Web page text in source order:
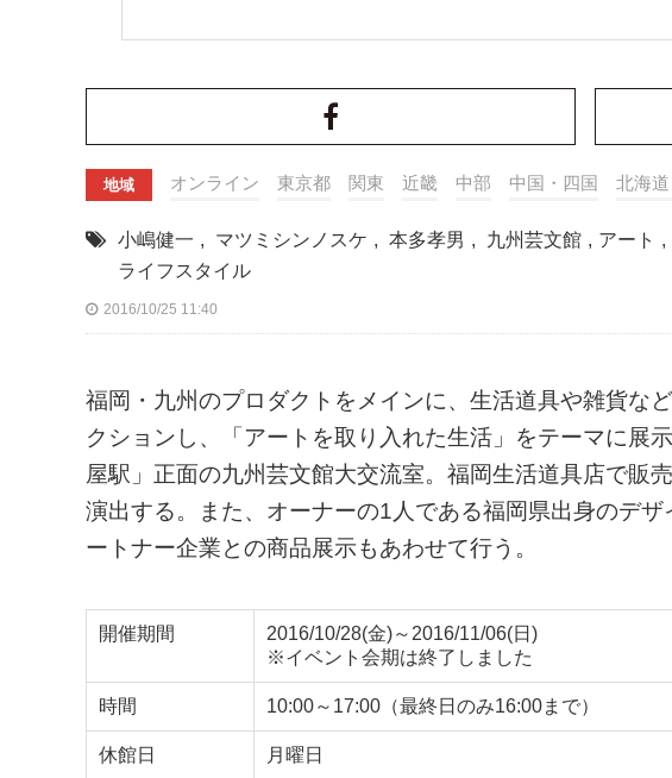
地域 オンライン 東京都 関東 近畿 中部 中国・四国 北海
小嶋健一 , マツミシンノスケ , 本多孝男 , 九州芸文館 , アート ,
ライフスタイル
2016/10/25 11:40
福岡・九州のプロダクトをメインに、生活道具や雑貨な
クションし、「アートを取り入れた生活」をテーマに展
屋駅」正面の九州芸文館大交流室。福岡生活道具店で販
演出する。また、オーナーの1人である福岡県出身のデ
ートナー企業との商品展示もあわせて行う。
開催期間
2016/10/28(金)～2016/11/06(日)
※イベント会期は終了しました
時間 10:00～17:00（最終日のみ16:00まで）
休館日 月曜日